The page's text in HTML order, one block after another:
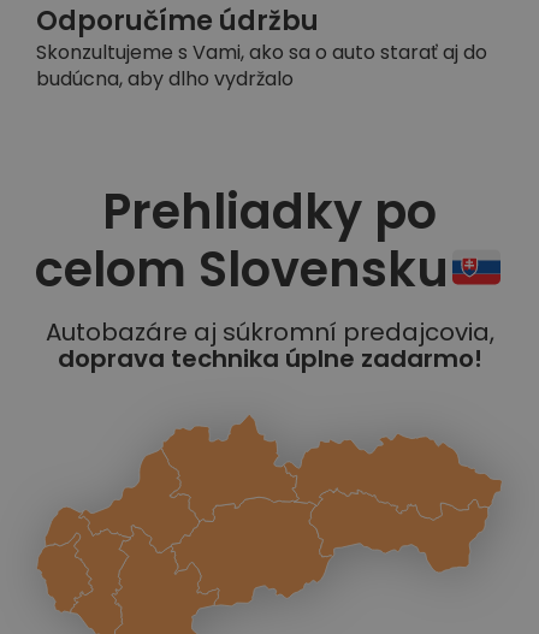
Odporučíme údržbu
Skonzultujeme s Vami, ako sa o auto starať aj do
budúcna, aby dlho vydržalo
Prehliadky po
celom Slovensku
Autobazáre aj súkromní predajcovia,
doprava technika úplne zadarmo!